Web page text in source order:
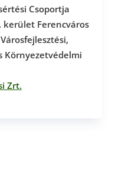
Csoportja
kerület Ferencváros
Környezetvédelmi
Zrt.